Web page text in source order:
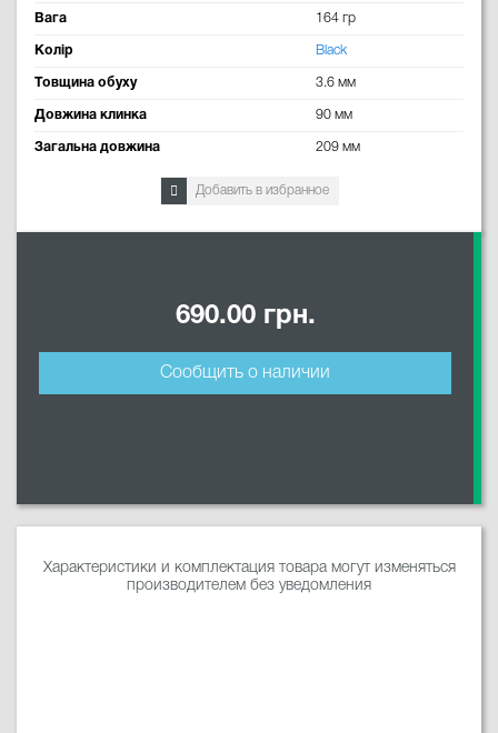
Вага 164 гр
Колір Black
Товщина обуху 3.6 мм
Довжина клинка 90 мм
Загальна довжина 209 мм
Добавить в избранное
690.00 грн.
Сообщить о наличии
Характеристики и комплектация товара могут изменяться
производителем без уведомления